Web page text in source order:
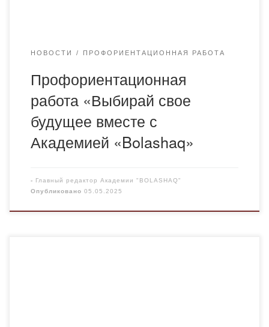
НОВОСТИ ПРОФОРИЕНТАЦИОННАЯ РАБОТА
Профориентационная
работа «Выбирай свое
будущее вместе с
Академией «Bolashaq»
- Главный редактор Академии "BOLASHAQ"
Опубликовано 05.05.2025